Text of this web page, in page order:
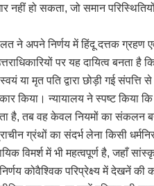
नहीं हो सकता, जो समान
ने अपने निर्णय में हिंदू दत्तक
पर यह दायित्व बनता है
या मृत पति द्वारा छोड़ी गई
किया। न्यायालय ने स्पष्ट किया
है, तब वह केवल नियमों का संकलन
ग्रंथों का संदर्भ लेना किसी
विमर्श में भी महत्वपूर्ण है, जहाँ
कोवैश्विक परिप्रेक्ष्य में देखनें